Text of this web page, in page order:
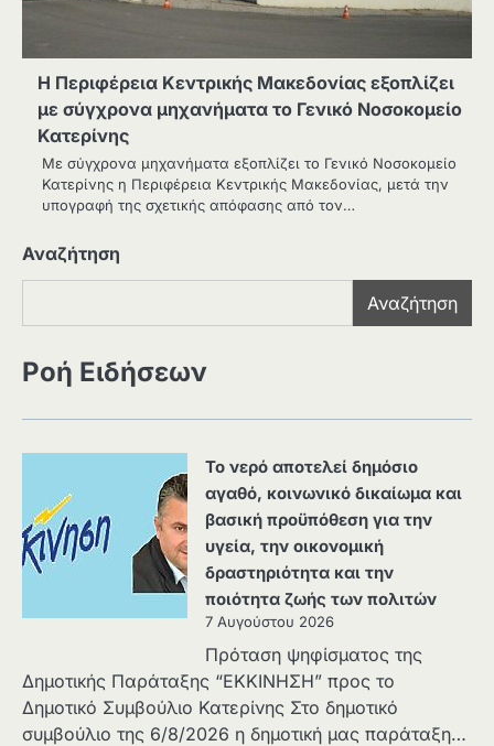
Η Περιφέρεια Κεντρικής Μακεδονίας εξοπλίζει
με σύγχρονα μηχανήματα το Γενικό Νοσοκομείο
Κατερίνης
Με σύγχρονα μηχανήματα εξοπλίζει το Γενικό Νοσοκομείο
Κατερίνης η Περιφέρεια Κεντρικής Μακεδονίας, μετά την
υπογραφή της σχετικής απόφασης από τον…
Αναζήτηση
Αναζήτηση
Ροή Ειδήσεων
Το νερό αποτελεί δημόσιο
αγαθό, κοινωνικό δικαίωμα και
βασική προϋπόθεση για την
υγεία, την οικονομική
δραστηριότητα και την
ποιότητα ζωής των πολιτών
7 Αυγούστου 2026
Πρόταση ψηφίσματος της
Δημοτικής Παράταξης “ΕΚΚΙΝΗΣΗ” προς το
Δημοτικό Συμβούλιο Κατερίνης Στο δημοτικό
συμβούλιο της 6/8/2026 η δημοτική μας παράταξη…